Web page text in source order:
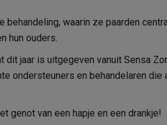
waarin ze paarden
hun ouders.
dit jaar is uitgegeven vanuit Sensa
ondersteuners en behandelaren die
genot van een hapje en een drankje!